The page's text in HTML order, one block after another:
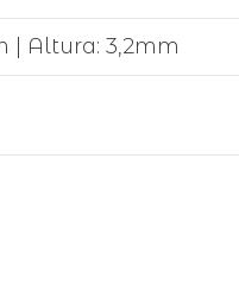
| Altura: 3,2mm